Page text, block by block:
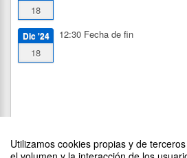
Utilizamos cookies propias y de
18
Dic '24
18
12:30 Fecha de fin